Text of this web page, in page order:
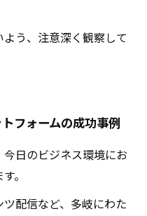
う、注意深く観察して
フォームの成功事例
日のビジネス環境にお
。
配信など、多岐にわた